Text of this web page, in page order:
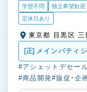
学歴不問 独立希望歓迎
定休日あり
東京都 目黒
[正] メインパティ
#アシェットデセー
#商品開発#販促・企